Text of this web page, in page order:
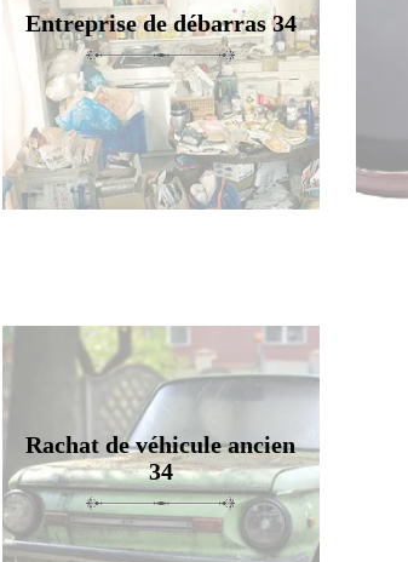
Entreprise de débarras 34
Rachat de véhicule ancien
34